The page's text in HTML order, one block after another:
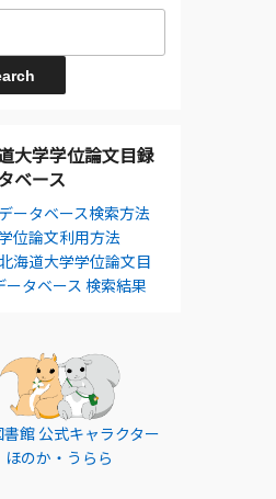
大学学位論文目録
ベース
データベース検索方法
位論文利用方法
海道大学学位論文目
ータベース 検索結果
書館 公式キャラクター
ほのか・うらら